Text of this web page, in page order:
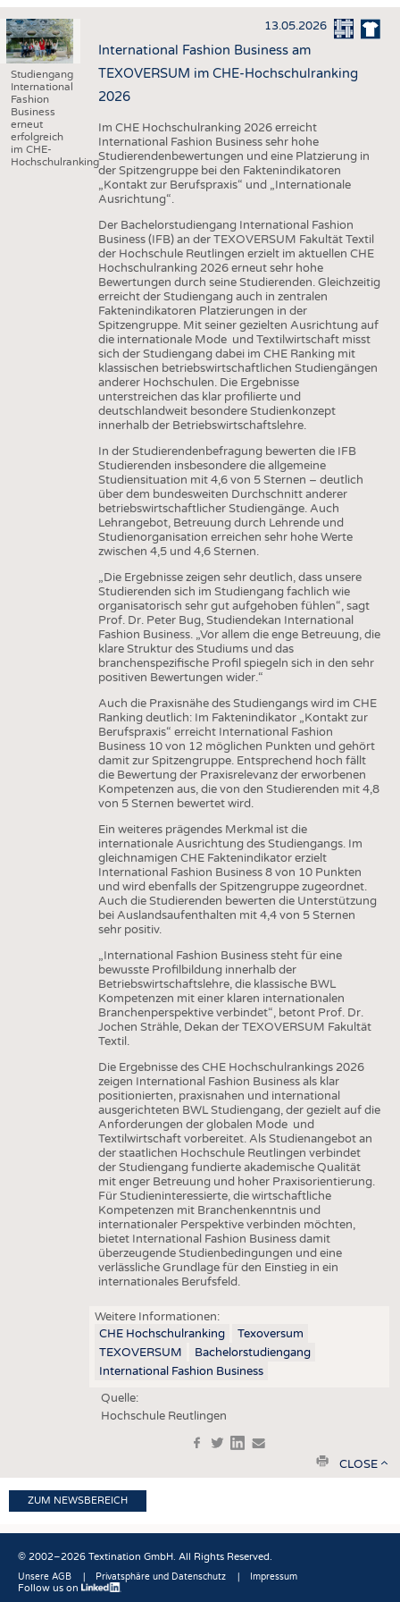
HAUS- UND HEIMTEXTILIEN
BEKLEIDUNG
TESTS
BUSINESS
UNTERNEHMEN
AUSSCHREIBUNGEN
DTV AUSSCHREIBUNGSDIENST
STATISTICS
ADRESSEN & LINKS
PUBLIKATIONEN
BRANCHENTERMINE
Studiengang
International
Fashion
Business
erneut
erfolgreich
im CHE-
Hochschulranking
13.05.2026
International Fashion Business am
TEXOVERSUM im CHE-Hochschulranking
2026
Im CHE Hochschulranking 2026 erreicht
International Fashion Business sehr hohe
Studierendenbewertungen und eine Platzierung in
der Spitzengruppe bei den Faktenindikatoren
„Kontakt zur Berufspraxis“ und „Internationale
Ausrichtung“.
Der Bachelorstudiengang International Fashion
Business (IFB) an der TEXOVERSUM Fakultät Textil
der Hochschule Reutlingen erzielt im aktuellen CHE
Hochschulranking 2026 erneut sehr hohe
Bewertungen durch seine Studierenden. Gleichzeitig
erreicht der Studiengang auch in zentralen
Faktenindikatoren Platzierungen in der
Spitzengruppe. Mit seiner gezielten Ausrichtung auf
die internationale Mode und Textilwirtschaft misst
sich der Studiengang dabei im CHE Ranking mit
klassischen betriebswirtschaftlichen Studiengängen
anderer Hochschulen. Die Ergebnisse
unterstreichen das klar profilierte und
deutschlandweit besondere Studienkonzept
innerhalb der Betriebswirtschaftslehre.
In der Studierendenbefragung bewerten die IFB
Studierenden insbesondere die allgemeine
Studiensituation mit 4,6 von 5 Sternen – deutlich
über dem bundesweiten Durchschnitt anderer
betriebswirtschaftlicher Studiengänge. Auch
Lehrangebot, Betreuung durch Lehrende und
Studienorganisation erreichen sehr hohe Werte
zwischen 4,5 und 4,6 Sternen.
„Die Ergebnisse zeigen sehr deutlich, dass unsere
Studierenden sich im Studiengang fachlich wie
organisatorisch sehr gut aufgehoben fühlen“, sagt
Prof. Dr. Peter Bug, Studiendekan International
Fashion Business. „Vor allem die enge Betreuung, die
klare Struktur des Studiums und das
branchenspezifische Profil spiegeln sich in den sehr
positiven Bewertungen wider.“
Auch die Praxisnähe des Studiengangs wird im CHE
Ranking deutlich: Im Faktenindikator „Kontakt zur
Berufspraxis“ erreicht International Fashion
Business 10 von 12 möglichen Punkten und gehört
damit zur Spitzengruppe. Entsprechend hoch fällt
die Bewertung der Praxisrelevanz der erworbenen
Kompetenzen aus, die von den Studierenden mit 4,8
von 5 Sternen bewertet wird.
Ein weiteres prägendes Merkmal ist die
internationale Ausrichtung des Studiengangs. Im
gleichnamigen CHE Faktenindikator erzielt
International Fashion Business 8 von 10 Punkten
und wird ebenfalls der Spitzengruppe zugeordnet.
Auch die Studierenden bewerten die Unterstützung
bei Auslandsaufenthalten mit 4,4 von 5 Sternen
sehr positiv.
„International Fashion Business steht für eine
bewusste Profilbildung innerhalb der
Betriebswirtschaftslehre, die klassische BWL
Kompetenzen mit einer klaren internationalen
Branchenperspektive verbindet“, betont Prof. Dr.
Jochen Strähle, Dekan der TEXOVERSUM Fakultät
Textil.
Die Ergebnisse des CHE Hochschulrankings 2026
zeigen International Fashion Business als klar
positionierten, praxisnahen und international
ausgerichteten BWL Studiengang, der gezielt auf die
Anforderungen der globalen Mode und
Textilwirtschaft vorbereitet. Als Studienangebot an
der staatlichen Hochschule Reutlingen verbindet
der Studiengang fundierte akademische Qualität
mit enger Betreuung und hoher Praxisorientierung.
Für Studieninteressierte, die wirtschaftliche
Kompetenzen mit Branchenkenntnis und
internationaler Perspektive verbinden möchten,
bietet International Fashion Business damit
überzeugende Studienbedingungen und eine
verlässliche Grundlage für den Einstieg in ein
internationales Berufsfeld.
Weitere Informationen:
CHE Hochschulranking
Texoversum
TEXOVERSUM
Bachelorstudiengang
International Fashion Business
Quelle:
Hochschule Reutlingen
in
print
CLOSE
ZUM NEWSBEREICH
© 2002–2026 Textination GmbH. All Rights Reserved.
Fußbereich
Unsere AGB Privatsphäre und Datenschutz Impressum
Follow us on